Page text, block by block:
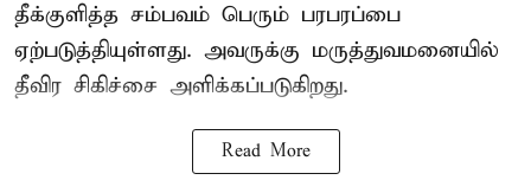
தீக்குளித்த சம்பவம் பெரும் பரபரப்பை
ஏற்படுத்தியுள்ளது. அவருக்கு மருத்துவமனையில்
தீவிர சிகிச்சை அளிக்கப்படுகிறது.
Read More